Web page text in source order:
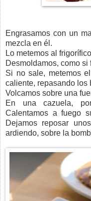
Engrasamos con un
mezcla en él.
Lo metemos al
Desmoldamos, como si
Si no sale, metemos
caliente, repasando los
Volcamos sobre una
En una cazuela,
Calentamos a fuego
Dejamos reposar
ardiendo, sobre la